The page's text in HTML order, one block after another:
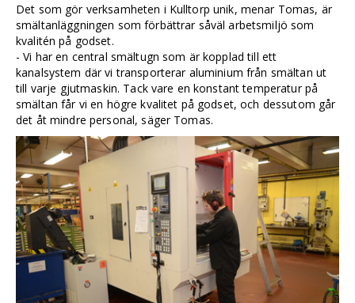
Det som gör verksamheten i Kulltorp unik, menar Tomas, är
smältanläggningen som förbättrar såväl arbetsmiljö som
kvalitén på godset.
- Vi har en central smältugn som är kopplad till ett
kanalsystem där vi transporterar aluminium från smältan ut
till varje gjutmaskin. Tack vare en konstant temperatur på
smältan får vi en högre kvalitet på godset, och dessutom går
det åt mindre personal, säger Tomas.